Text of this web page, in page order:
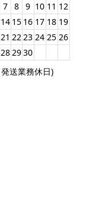
7 8 9 10 11 12
14 15 16 17 18 19
21 2223 24 25 26
282930
発送業務休日)